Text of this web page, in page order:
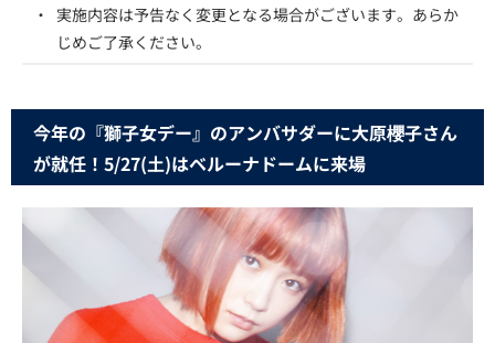
・
実施内容は予告なく変更となる場合がございます。あらか
じめご了承ください。
今年の『獅子女デー』のアンバサダーに大原櫻子さん
が就任！5/27(土)はベルーナドームに来場